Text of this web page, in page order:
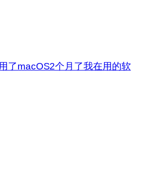
了macOS2个月了我在用的软